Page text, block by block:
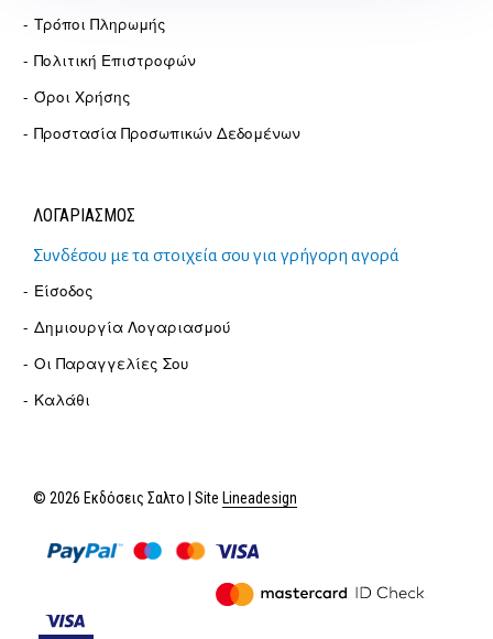
Τρόποι Πληρωμής
Πολιτική Επιστροφών
Όροι Χρήσης
Προστασία Προσωπικών Δεδομένων
ΛΟΓΑΡΙΑΣΜΟΣ
Συνδέσου με τα στοιχεία σου για γρήγορη αγορά
Είσοδος
Δημιουργία Λογαριασμού
Οι Παραγγελίες Σου
Καλάθι
© 2026 Εκδόσεις Σαλτο | Site Lineadesign